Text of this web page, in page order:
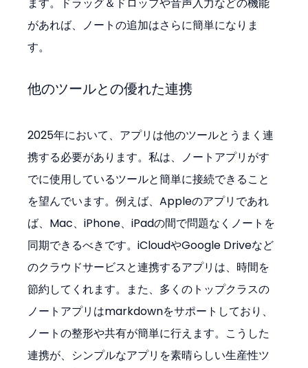
があれば、ノートの追加はさらに簡単になりま
す。
他のツールとの優れた連携
2025年において、アプリは他のツールとうまく連
携する必要があります。私は、ノートアプリがす
でに使用しているツールと簡単に接続できること
を望んでいます。例えば、Appleのアプリであれ
ば、Mac、iPhone、iPadの間で問題なくノートを
同期できるべきです。iCloudやGoogle Driveなど
のクラウドサービスと連携するアプリは、時間を
節約してくれます。また、多くのトップクラスの
ノートアプリはmarkdownをサポートしており、
ノートの整形や共有が簡単に行えます。こうした
連携が、シンプルなアプリを素晴らしい生産性ツ